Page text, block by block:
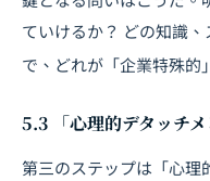
ていけるか？ どの知識、
で、どれが「企業特殊的
5.3 「心理的デタッチ
第三のステップは「心理